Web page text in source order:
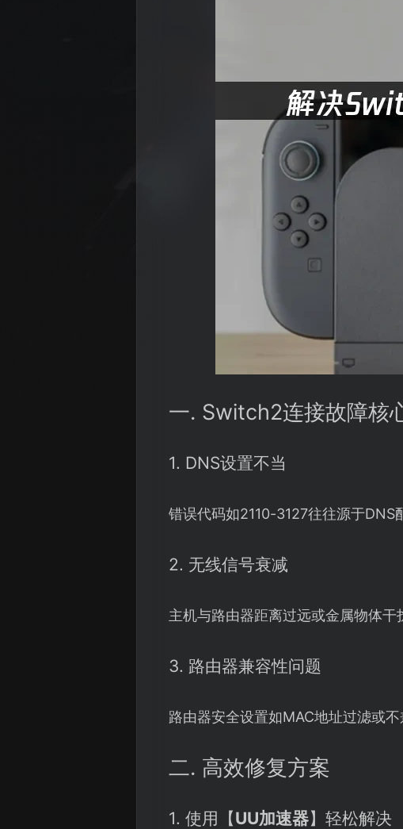
一. Switch2连接故障核
1. DNS设置不当
错误代码如2110-3127往往源于
2. 无线信号衰减
主机与路由器距离过远或金属物体干
3. 路由器兼容性问题
路由器安全设置如MAC地址过滤或
二. 高效修复方案
1. 使用【UU加速器】轻松解决